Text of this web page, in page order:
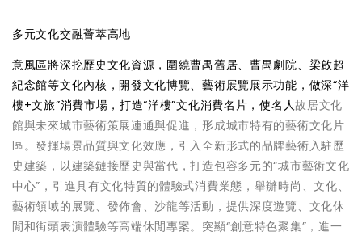
多元文化交融薈萃高地
意風區將深挖歷史文化資源，圍繞曹禺舊居、曹禺劇院、梁啟超
紀念館等文化內核，開發文化博覽、藝術展覽展示功能，做深“洋
樓+文旅”消費市場，打造“洋樓”文化消費名片，使名人故居文化
館與未來城市藝術策展連通與促進，形成城市特有的藝術文化片
區。發揮場景品質與文化效應，引入全新形式的品牌藝術入駐歷
史建築，以建築鏈接歷史與當代，打造包容多元的“城市藝術文化
中心”，引進具有文化特質的體驗式消費業態，舉辦時尚、文化、
藝術領域的展覽、發佈會、沙龍等活動，提供深度遊覽、文化休
閒和街頭表演體驗等高端休閒專案。突顯“創意特色聚集”，進一